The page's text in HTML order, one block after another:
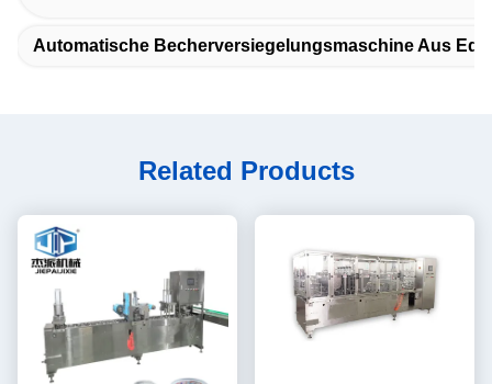
Automatische Becherversiegelungsmaschine Aus
Related Products